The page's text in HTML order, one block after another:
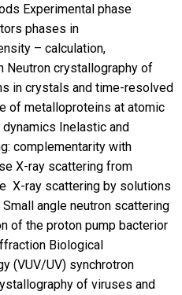
Experimental phase
phases in
– calculation,
Neutron crystallography of
in crystals and time-resolved
of metalloproteins at atomic
Inelastic and
complementarity with
X-ray scattering from
X-ray scattering by solutions
angle neutron scattering
of the proton pump bacterior
Biological
(VUV/UV) synchrotron
of viruses and